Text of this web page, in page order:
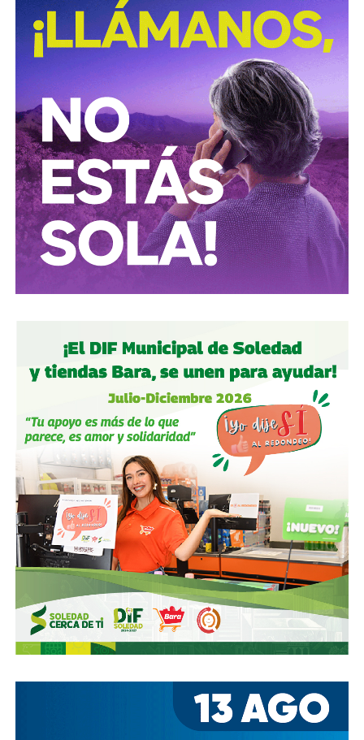
centros clandestinos representa un golpe a las
estructuras logísticas y financieras dedicadas al mercado
ilícito de combustibles, una actividad que genera pérdidas
millonarias para el Estado y representa riesgos para la
infraestructura energética nacional.
Las autoridades señalaron que las investigaciones
continúan para identificar a las personas responsables de
operar estos inmuebles, así como las posibles redes
criminales relacionadas con el procesamiento y
distribución ilegal de combustibles.
También lee:Tangamanga prevé refuerzo con Guardia Civil
tras dos su1c1d10s